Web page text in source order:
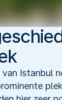
van Istanbul